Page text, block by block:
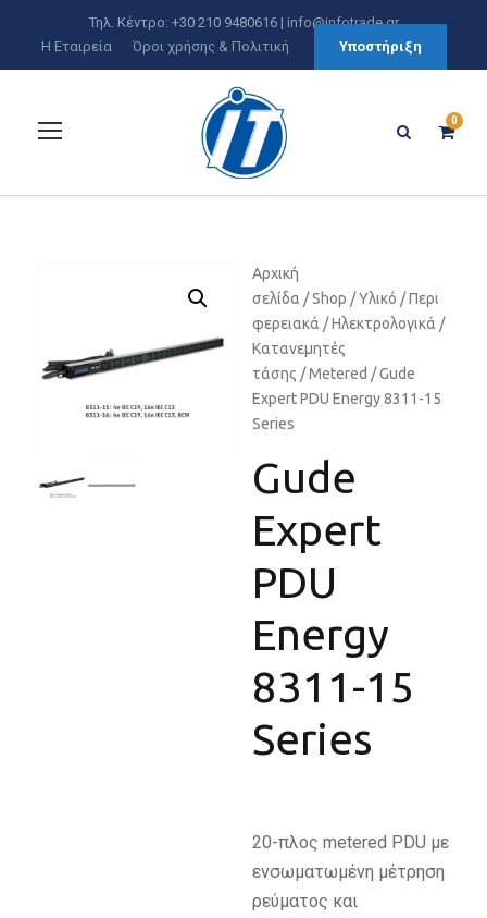
Τηλ. Κέντρο: +30 210 9480616 | info@infotrade.gr
Η Εταιρεία
Όροι χρήσης & Πολιτική Υποστήριξη
0
Αρχική
σελίδα /Shop /Υλικό /Περι
φερειακά /Ηλεκτρολογικά /
Κατανεμητές
τάσης /Metered / Gude
Expert PDU Energy 8311-15
Series
Gude
Expert
PDU
Energy
8311-15
Series
20-πλος metered PDU με
ενσωματωμένη μέτρηση
ρεύματος και